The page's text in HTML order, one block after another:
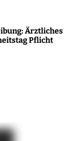
Ärztliches
Pflicht